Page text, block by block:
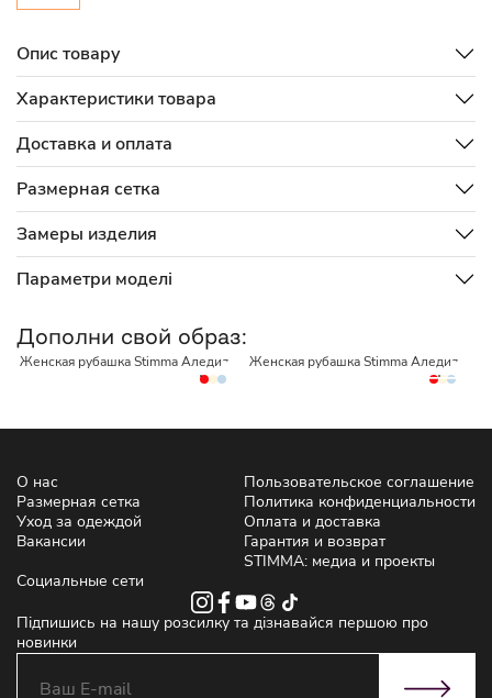
Опис товару
Характеристики товара
Доставка и оплата
Размерная сетка
Замеры изделия
Параметри моделі
Дополни свой образ:
НЕТ В НАЛИЧИИ
Женская рубашка Stimma Аледия Женская рубашка Stimma Аледия
О нас
Размерная сетка
Уход за одеждой
Вакансии
Пользовательское соглашение
Политика конфиденциальности
Оплата и доставка
Гарантия и возврат
STIMMA: медиа и проекты
Социальные сети
Підпишись на нашу розсилку та дізнавайся першою про
новинки